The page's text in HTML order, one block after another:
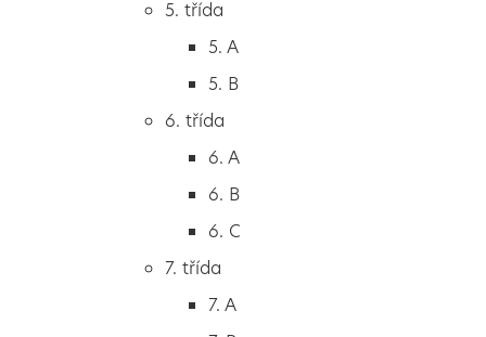
2. B
3. A
4. A
5. třída
5. A
5. B
6. třída
6. A
6. B
6. C
7. třída
7. A